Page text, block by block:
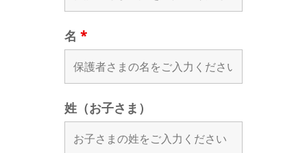
名 *
姓（お子さま）